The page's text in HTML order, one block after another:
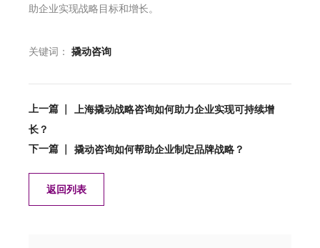
助企业实现战略目标和增长。
关键词： 撬动咨询
上一篇 ｜
上海撬动战略咨询如何助力企业实现可持续增
长？
下一篇 ｜
撬动咨询如何帮助企业制定品牌战略？
返回列表